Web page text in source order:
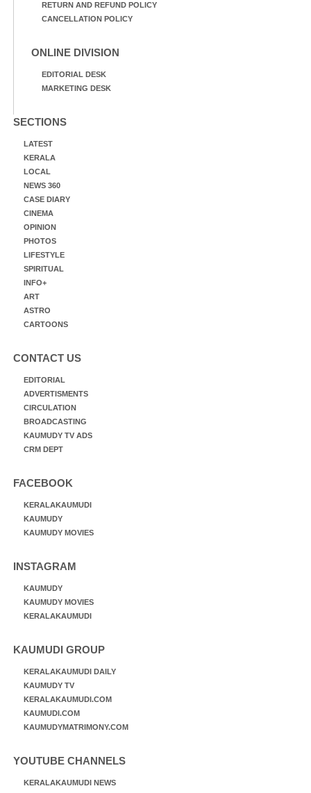
RETURN AND REFUND POLICY
CANCELLATION POLICY
ONLINE DIVISION
EDITORIAL DESK
MARKETING DESK
SECTIONS
LATEST
KERALA
LOCAL
NEWS 360
CASE DIARY
CINEMA
OPINION
PHOTOS
LIFESTYLE
SPIRITUAL
INFO+
ART
ASTRO
CARTOONS
CONTACT US
EDITORIAL
ADVERTISMENTS
CIRCULATION
BROADCASTING
KAUMUDY TV ADS
CRM DEPT
FACEBOOK
KERALAKAUMUDI
KAUMUDY
KAUMUDY MOVIES
INSTAGRAM
KAUMUDY
KAUMUDY MOVIES
KERALAKAUMUDI
KAUMUDI GROUP
KERALAKAUMUDI DAILY
KAUMUDY TV
KERALAKAUMUDI.COM
KAUMUDI.COM
KAUMUDYMATRIMONY.COM
YOUTUBE CHANNELS
KERALAKAUMUDI NEWS